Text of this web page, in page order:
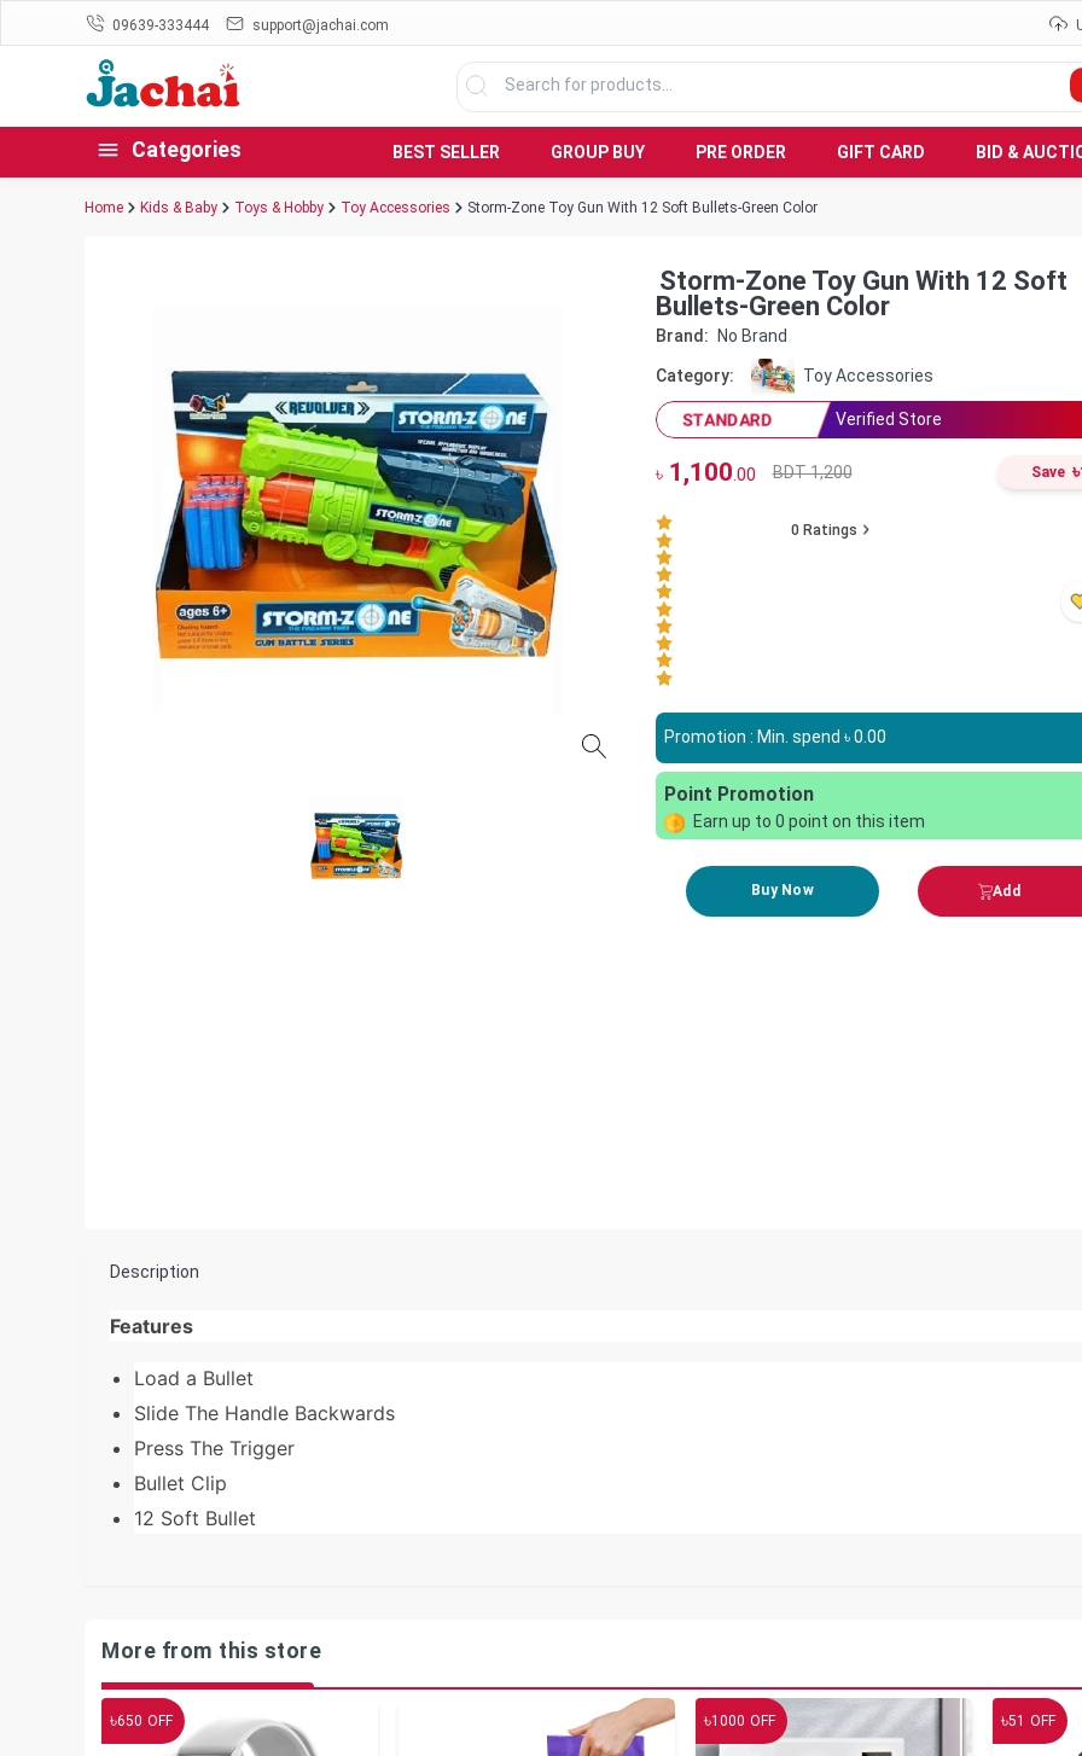
09639-333444 support@jachai.com
Categories BEST SELLER GROUP BUY PRE ORDER GIFT CARD BID &
Home Kids & Baby Toys & Hobby Toy Accessories Storm-Zone Toy Gun With 12 Soft Bullets-Green Color
Storm-Zone Toy Gun With 12 Soft
Bullets-Green Color
Brand: No Brand
Category: Toy Accessories
STANDARD Verified Store
৳1,100.00 BDT 1,200 Save ৳
0 Ratings
Promotion : Min. spend ৳0.00
Point Promotion
Earn up to 0 point on this item
Buy Now Add
Description
Features
Load a Bullet
Slide The Handle Backwards
Press The Trigger
Bullet Clip
12 Soft Bullet
More from this store
৳650 OFF ৳1000 OFF ৳51 OFF